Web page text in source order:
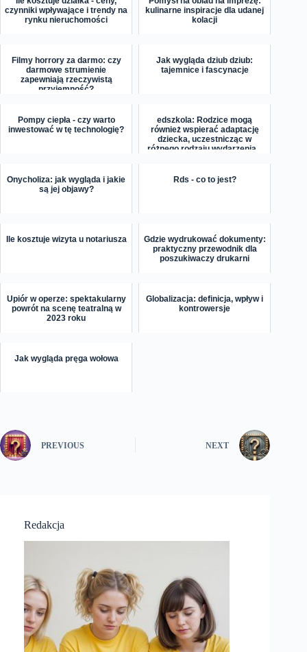
czynniki wpływające i trendy na
rynku nieruchomości
kulinarne inspiracje dla udanej
kolacji
Filmy horrory za darmo: czy
darmowe strumienie
zapewniają rzeczywistą
przyjemność?
Jak wygląda dziub dziub:
tajemnice i fascynacje
Pompy ciepła - czy warto
inwestować w tę technologię?
edszkola: Rodzice mogą
również wspierać adaptację
dziecka, uczestnicząc w
różnego rodzaju wydarzenia...
Onycholiza: jak wygląda i jakie
są jej objawy?
Rds - co to jest?
Ile kosztuje wizyta u notariusza
Gdzie wydrukować dokumenty:
praktyczny przewodnik dla
poszukiwaczy drukarni
Upiór w operze: spektakularny
powrót na scenę teatralną w
2023 roku
Globalizacja: definicja, wpływ i
kontrowersje
Jak wygląda pręga wołowa
PREVIOUS NEXT
Redakcja